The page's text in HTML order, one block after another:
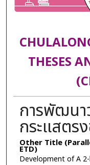
THESES
การพัฒนา
กระแสตร
Other Title
ETD)
Development of A